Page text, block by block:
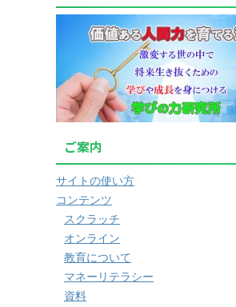
ご案内
サイトの使い方
コンテンツ
スクラッチ
オンライン
教育について
マネーリテラシー
資料